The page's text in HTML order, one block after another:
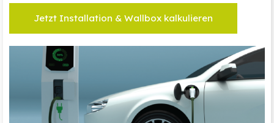
Jetzt Installation & Wallbox kalkulieren